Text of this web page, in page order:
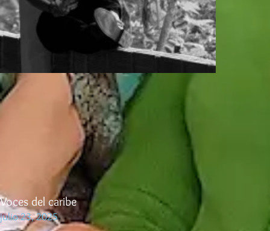
Voces del caribe
julio 23, 2025